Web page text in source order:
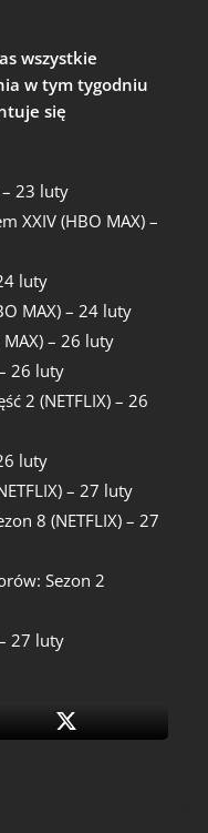
wszystkie
w tym tygodniu
się
– 23 luty
XXIV (HBO MAX) –
luty
MAX) – 24 luty
– 26 luty
26 luty
2 (NETFLIX) – 26
luty
– 27 luty
8 (NETFLIX) – 27
Sezon 2
27 luty